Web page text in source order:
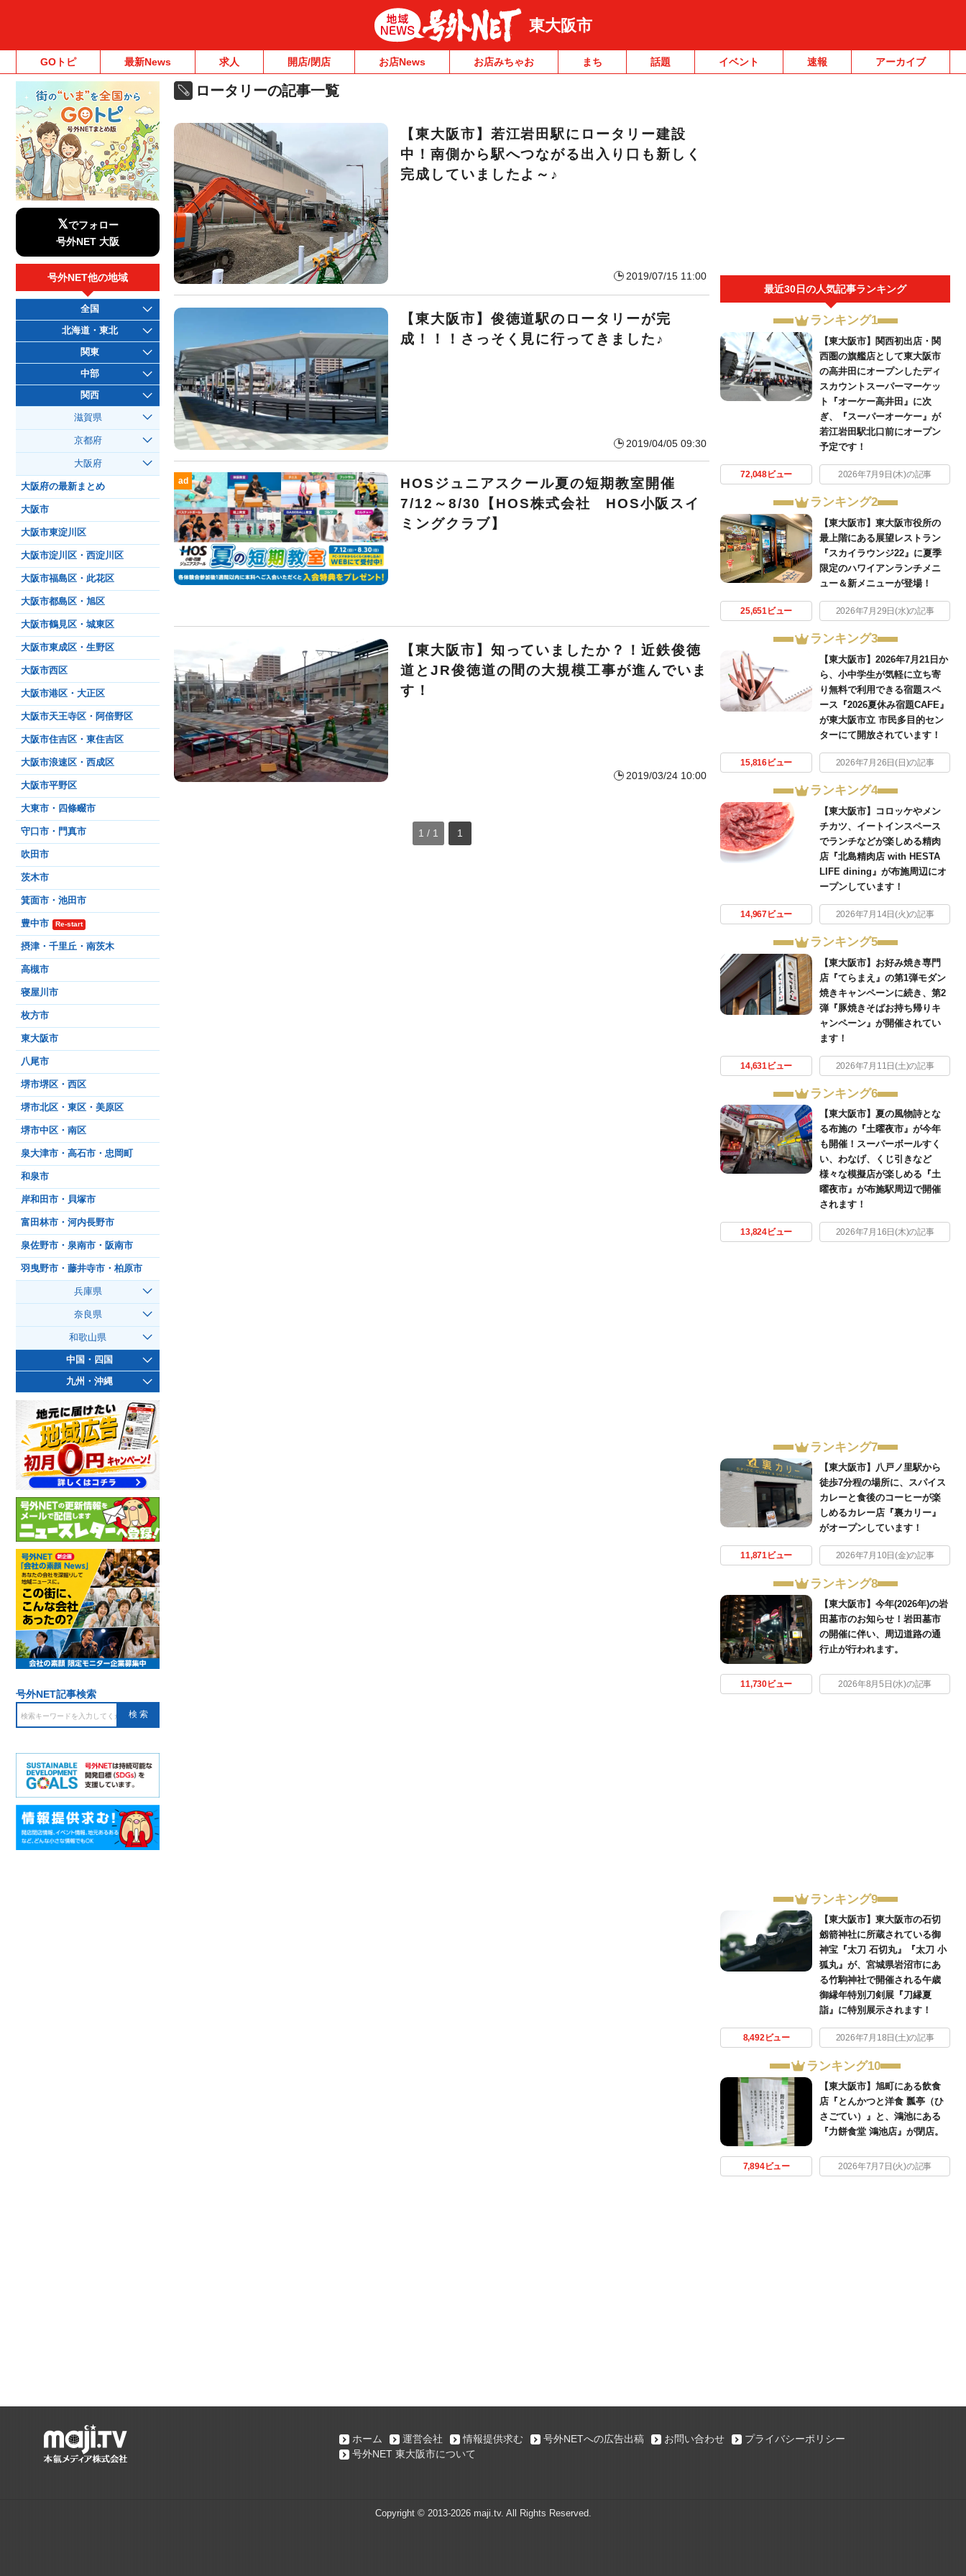
東大阪市
GOトピ 最新News 求人 開店/閉店 お店News お店みちゃお まち 話題 イベント 速報 アーカイブ
ロータリーの記事一覧
【東大阪市】若江岩田駅にロータリー建設
中！南側から駅へつながる出入り口も新しく
完成していましたよ～♪
2019/07/15 11:00
【東大阪市】俊徳道駅のロータリーが完
成！！！さっそく見に行ってきました♪
2019/04/05 09:30
ad
HOSジュニアスクール夏の短期教室開催
7/12～8/30【HOS株式会社 HOS小阪スイ
ミングクラブ】
【東大阪市】知っていましたか？！近鉄俊徳
道とJR俊徳道の間の大規模工事が進んでいま
す！
2019/03/24 10:00
1 / 1 1
最近30日の人気記事ランキング
ランキング1
【東大阪市】関西初出店・関
西圏の旗艦店として東大阪市
の高井田にオープンしたディ
スカウントスーパーマーケッ
ト『オーケー高井田』に次
ぎ、『スーパーオーケー』が
若江岩田駅北口前にオープン
予定です！
72,048ビュー 2026年7月9日(木)の記事
ランキング2
【東大阪市】東大阪市役所の
最上階にある展望レストラン
『スカイラウンジ22』に夏季
限定のハワイアンランチメニ
ュー＆新メニューが登場！
25,651ビュー 2026年7月29日(水)の記事
ランキング3
【東大阪市】2026年7月21日か
ら、小中学生が気軽に立ち寄
り無料で利用できる宿題スペ
ース『2026夏休み宿題CAFE』
が東大阪市立 市民多目的セン
ターにて開放されています！
15,816ビュー 2026年7月26日(日)の記事
ランキング4
【東大阪市】コロッケやメン
チカツ、イートインスペース
でランチなどが楽しめる精肉
店『北島精肉店 with HESTA
LIFE dining』が布施周辺にオ
ープンしています！
14,967ビュー 2026年7月14日(火)の記事
ランキング5
【東大阪市】お好み焼き専門
店『てらまえ』の第1弾モダン
焼きキャンペーンに続き、第2
弾『豚焼きそばお持ち帰りキ
ャンペーン』が開催されてい
ます！
14,631ビュー 2026年7月11日(土)の記事
ランキング6
【東大阪市】夏の風物詩とな
る布施の『土曜夜市』が今年
も開催！スーパーボールすく
い、わなげ、くじ引きなど
様々な模擬店が楽しめる『土
曜夜市』が布施駅周辺で開催
されます！
13,824ビュー 2026年7月16日(木)の記事
ランキング7
【東大阪市】八戸ノ里駅から
徒歩7分程の場所に、スパイス
カレーと食後のコーヒーが楽
しめるカレー店『裏カリー』
がオープンしています！
11,871ビュー 2026年7月10日(金)の記事
ランキング8
【東大阪市】今年(2026年)の岩
田墓市のお知らせ！岩田墓市
の開催に伴い、周辺道路の通
行止が行われます。
11,730ビュー 2026年8月5日(水)の記事
ランキング9
【東大阪市】東大阪市の石切
劔箭神社に所蔵されている御
神宝『太刀 石切丸』『太刀 小
狐丸』が、宮城県岩沼市にあ
る竹駒神社で開催される午歳
御縁年特別刀剣展『刀縁夏
詣』に特別展示されます！
8,492ビュー 2026年7月18日(土)の記事
ランキング10
【東大阪市】旭町にある飲食
店『とんかつと洋食 瓢亭（ひ
さごてい）』と、鴻池にある
『力餅食堂 鴻池店』が閉店。
7,894ビュー 2026年7月7日(火)の記事
𝕏でフォロー
号外NET 大阪
号外NET他の地域
全国
北海道・東北
関東
中部
関西
滋賀県
京都府
大阪府
大阪府の最新まとめ
大阪市
大阪市東淀川区
大阪市淀川区・西淀川区
大阪市福島区・此花区
大阪市都島区・旭区
大阪市鶴見区・城東区
大阪市東成区・生野区
大阪市西区
大阪市港区・大正区
大阪市天王寺区・阿倍野区
大阪市住吉区・東住吉区
大阪市浪速区・西成区
大阪市平野区
大東市・四條畷市
守口市・門真市
吹田市
茨木市
箕面市・池田市
豊中市 Re-start
摂津・千里丘・南茨木
高槻市
寝屋川市
枚方市
東大阪市
八尾市
堺市堺区・西区
堺市北区・東区・美原区
堺市中区・南区
泉大津市・高石市・忠岡町
和泉市
岸和田市・貝塚市
富田林市・河内長野市
泉佐野市・泉南市・阪南市
羽曳野市・藤井寺市・柏原市
兵庫県
奈良県
和歌山県
中国・四国
九州・沖縄
号外NET記事検索
ホーム 運営会社 情報提供求む 号外NETへの広告出稿 お問い合わせ
プライバシーポリシー
号外NET 東大阪市について
Copyright © 2013-2026 maji.tv. All Rights Reserved.